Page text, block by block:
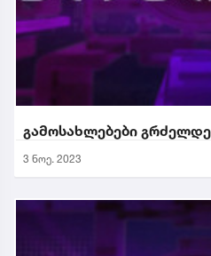
გამოსახლებები
3 ნოე. 2023